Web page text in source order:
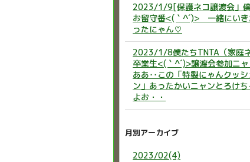
2023/1/9[保護ネコ譲渡会」
お留守番<(｀^´)> 一緒にいき
ったにゃん♡
2023/1/8僕たちTNTA（家庭ネ
卒業生<(｀^´)>譲渡会参加ニ
ああ‥この「特製にゃんクッシ
ン」あったかいニャンとろけち
よお・・
月別アーカイブ
2023/02(4)